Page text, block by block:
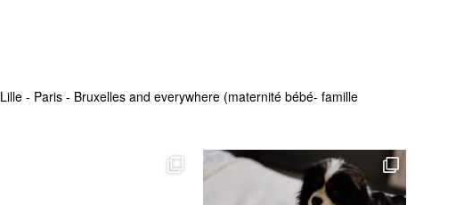
Lille - Paris - Bruxelles and everywhere (maternité bébé- famille